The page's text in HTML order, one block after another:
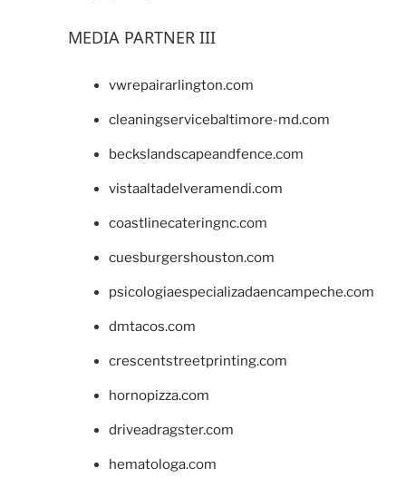
MEDIA PARTNER III
vwrepairarlington.com
cleaningservicebaltimore-md.com
beckslandscapeandfence.com
vistaaltadelveramendi.com
coastlinecateringnc.com
cuesburgershouston.com
psicologiaespecializadaencampeche.com
dmtacos.com
crescentstreetprinting.com
hornopizza.com
driveadragster.com
hematologa.com